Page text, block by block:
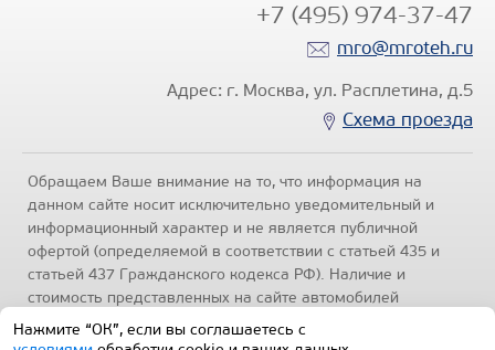
+7 (495) 974-37-47
mro@mroteh.ru
Адрес: г. Москва, ул. Расплетина, д.5
Схема проезда
Обращаем Ваше внимание на то, что информация на
данном сайте носит исключительно уведомительный и
информационный характер и не является публичной
офертой (определяемой в соответствии с статьей 435 и
статьей 437 Гражданского кодекса РФ). Наличие и
стоимость представленных на сайте автомобилей
уточняйте по телефонам отделов продаж, представленных
в разделе "Контакты" настоящего ресурса.
Нажмите “ОК”, если вы соглашаетесь с